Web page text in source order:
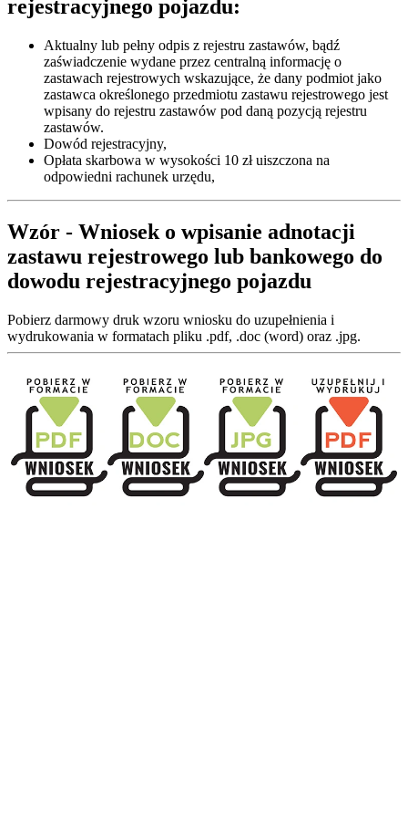
rejestracyjnego pojazdu:
Aktualny lub pełny odpis z rejestru zastawów, bądź
zaświadczenie wydane przez centralną informację o
zastawach rejestrowych wskazujące, że dany podmiot jako
zastawca określonego przedmiotu zastawu rejestrowego jest
wpisany do rejestru zastawów pod daną pozycją rejestru
zastawów.
Dowód rejestracyjny,
Opłata skarbowa w wysokości 10 zł uiszczona na
odpowiedni rachunek urzędu,
Wzór - Wniosek o wpisanie adnotacji
zastawu rejestrowego lub bankowego do
dowodu rejestracyjnego pojazdu
Pobierz darmowy druk wzoru wniosku do uzupełnienia i
wydrukowania w formatach pliku .pdf, .doc (word) oraz .jpg.